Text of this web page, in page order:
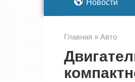
Новости
Главная » Авто